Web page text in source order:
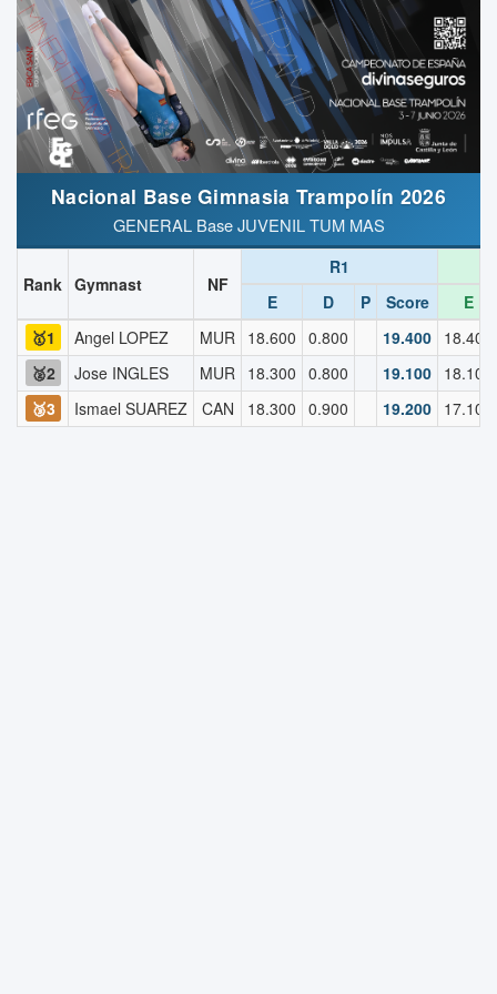
Nacional Base Gimnasia Trampolín 2026
GENERAL Base JUVENIL TUM MAS
Rank Gymnast NF
R1
E
D P Score
E
🥇1
Angel LOPEZ MUR 18.600 0.800 19.400 18.400
🥈2
Jose INGLES MUR 18.300 0.800 19.100 18.100
🥉3
Ismael SUAREZ CAN 18.300 0.900 19.200 17.100